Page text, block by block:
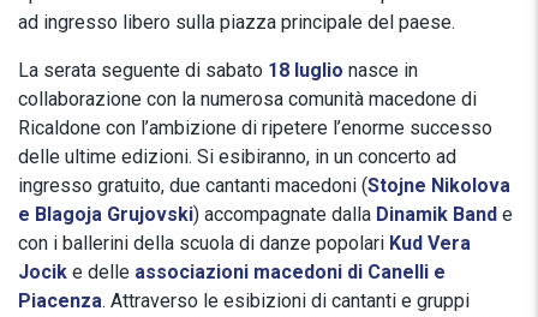
ad ingresso libero sulla piazza principale del paese.
La serata seguente di sabato 18 luglio nasce in
collaborazione con la numerosa comunità macedone di
Ricaldone con l’ambizione di ripetere l’enorme successo
delle ultime edizioni. Si esibiranno, in un concerto ad
ingresso gratuito, due cantanti macedoni (Stojne Nikolova
e Blagoja Grujovski) accompagnate dalla Dinamik Band e
con i ballerini della scuola di danze popolari Kud Vera
Jocik e delle associazioni macedoni di Canelli e
Piacenza. Attraverso le esibizioni di cantanti e gruppi